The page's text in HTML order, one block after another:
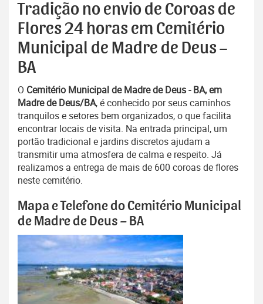
Tradição no envio de Coroas de
Flores 24 horas em Cemitério
Municipal de Madre de Deus –
BA
O Cemitério Municipal de Madre de Deus - BA, em
Madre de Deus/BA, é conhecido por seus caminhos
tranquilos e setores bem organizados, o que facilita
encontrar locais de visita. Na entrada principal, um
portão tradicional e jardins discretos ajudam a
transmitir uma atmosfera de calma e respeito. Já
realizamos a entrega de mais de 600 coroas de flores
neste cemitério.
Mapa e Telefone do Cemitério Municipal
de Madre de Deus – BA